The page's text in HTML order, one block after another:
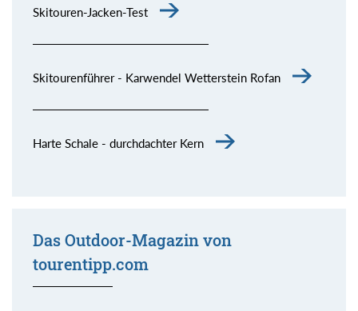
Skitouren-Jacken-Test
Skitourenführer - Karwendel Wetterstein Rofan
Harte Schale - durchdachter Kern
Das Outdoor-Magazin von
tourentipp.com